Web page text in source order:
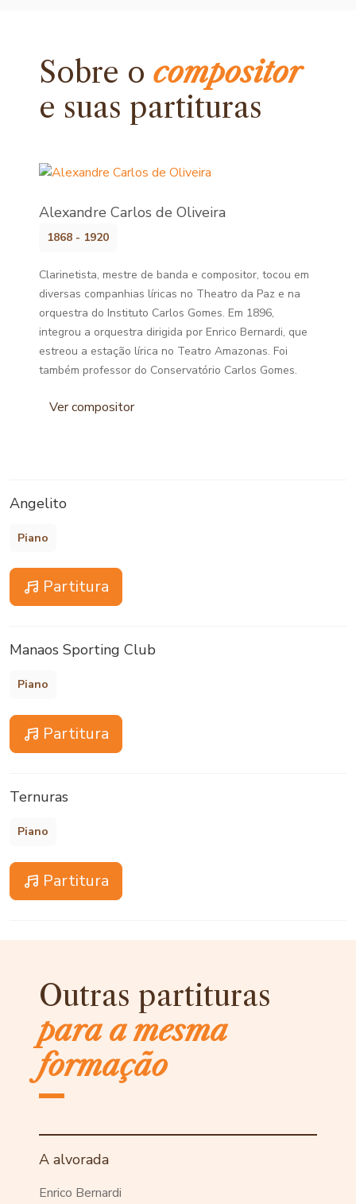
Sobre ocompositor
e suas partituras
Alexandre Carlos de Oliveira
1868 - 1920
Clarinetista, mestre de banda e compositor, tocou em
diversas companhias líricas no Theatro da Paz e na
orquestra do Instituto Carlos Gomes. Em 1896,
integrou a orquestra dirigida por Enrico Bernardi, que
estreou a estação lírica no Teatro Amazonas. Foi
também professor do Conservatório Carlos Gomes.
Ver compositor
Angelito
Piano
Partitura
Manaos Sporting Club
Piano
Partitura
Ternuras
Piano
Partitura
Outras partituras
para a mesma
formação
A alvorada
Enrico Bernardi